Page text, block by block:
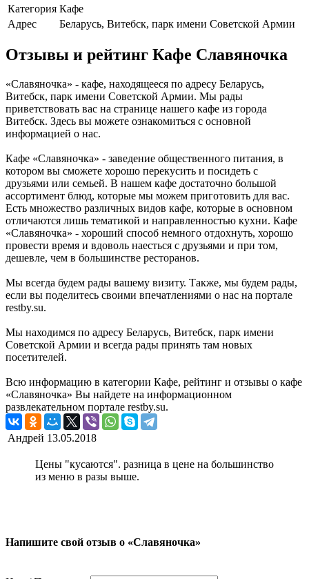
Категория Кафе
Адрес
Беларусь, Витебск, парк имени Советской Армии
Отзывы и рейтинг Кафе Славяночка
«Славяночка» - кафе, находящееся по адресу Беларусь,
Витебск, парк имени Советской Армии. Мы рады
приветствовать вас на странице нашего кафе из города
Витебск. Здесь вы можете ознакомиться с основной
информацией о нас.
Кафе «Славяночка» - заведение общественного питания, в
котором вы сможете хорошо перекусить и посидеть с
друзьями или семьей. В нашем кафе достаточно большой
ассортимент блюд, которые мы можем приготовить для вас.
Есть множество различных видов кафе, которые в основном
отличаются лишь тематикой и направленностью кухни. Кафе
«Славяночка» - хороший способ немного отдохнуть, хорошо
провести время и вдоволь наесться с друзьями и при том,
дешевле, чем в большинстве ресторанов.
Мы всегда будем рады вашему визиту. Также, мы будем рады,
если вы поделитесь своими впечатлениями о нас на портале
restby.su.
Мы находимся по адресу Беларусь, Витебск, парк имени
Советской Армии и всегда рады принять там новых
посетителей.
Всю информацию в категории Кафе, рейтинг и отзывы о кафе
«Славяночка» Вы найдете на информационном
развлекательном портале restby.su.
Андрей 13.05.2018
Цены "кусаются". разница в цене на большинство
из меню в разы выше.
Напишите свой отзыв о «Славяночка»